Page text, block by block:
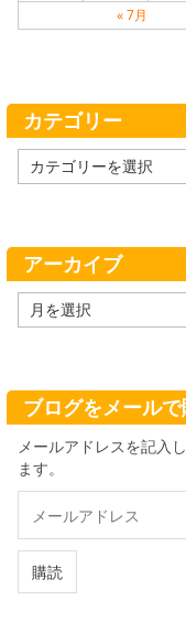
« 7月
カテゴリー
テ
ー
アーカイブ
ー
ブ
ブログをメール
メールアドレスを記入
ます。
ル
ド
購読